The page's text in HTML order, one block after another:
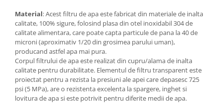
Material: Acest filtru de apa este fabricat din materiale de inalta
calitate, 100% sigure, folosind plasa din otel inoxidabil 304 de
calitate alimentara, care poate capta particule de pana la 40 de
microni (aproximativ 1/20 din grosimea parului uman),
producand astfel apa mai pura.
Corpul filtrului de apa este realizat din cupru/alama de inalta
calitate pentru durabilitate. Elementul de filtru transparent este
proiectat pentru a rezista la presiuni ale apei care depasesc 725
psi (5 MPa), are o rezistenta excelenta la spargere, inghet si
lovitura de apa si este potrivit pentru diferite medii de apa.